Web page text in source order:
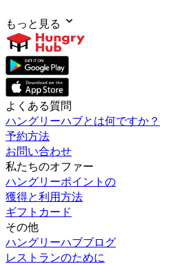
もっと見る
よくある質問
ハングリーハブとは何ですか？
予約方法
お問い合わせ
私たちのオファー
ハングリーポイントの
獲得と利用方法
ギフトカード
その他
ハングリーハブブログ
レストランのために